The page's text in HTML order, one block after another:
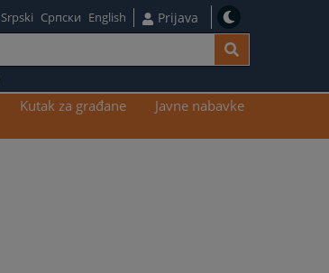
Srpski Српски English Prijava
Kutak za građane
Javne nabavke